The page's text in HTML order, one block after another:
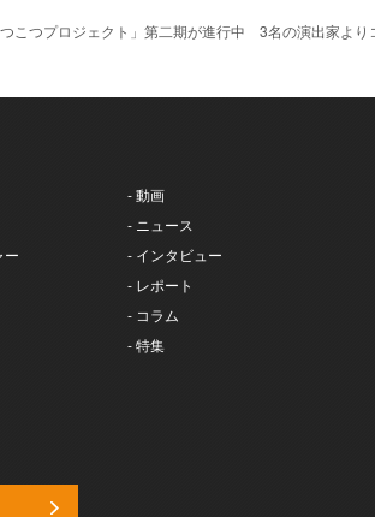
こつプロジェクト」第二期が進行中 3名の演出家より
ー
- 動画
- ニュース
- インタビュー
- レポート
- コラム
- 特集